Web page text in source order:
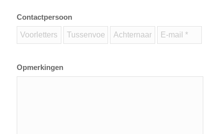
Contactpersoon
Opmerkingen